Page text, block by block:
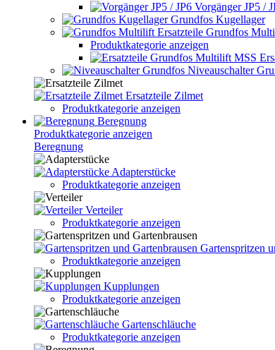
Vorgänger JP5 /
Grundfos Kugellager
Grundfos
Produktkategorie anzeigen
Niveauschalter
Ersatzteile Zilmet
Produktkategorie anzeigen
Beregnung
Produktkategorie anzeigen
Beregnung
Adapterstücke
Produktkategorie anzeigen
Verteiler
Produktkategorie anzeigen
Gartenspritzen
Produktkategorie anzeigen
Kupplungen
Produktkategorie anzeigen
Gartenschläuche
Produktkategorie anzeigen